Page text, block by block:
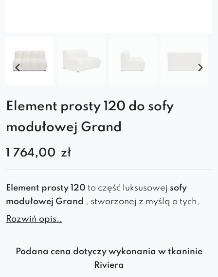
Element prosty 120 do sofy
modułowej Grand
1 764,00 zł
Element prosty 120 to część luksusowej sofy
modułowej Grand , stworzonej z myślą o tych,
którzycenią
warto?
Rozwiń opis..
Podana cena dotyczy wykonania w tkaninie
Riviera